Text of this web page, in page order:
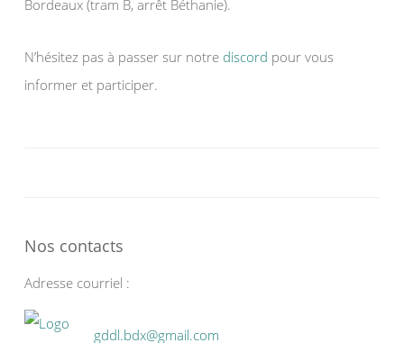
Bordeaux (tram B, arrêt Béthanie).
N’hésitez pas à passer sur notre discord pour vous
informer et participer.
Nos contacts
Adresse courriel :
gddl.bdx@gmail.com